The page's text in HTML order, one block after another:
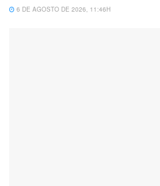
6 DE AGOSTO DE 2026, 11:46H